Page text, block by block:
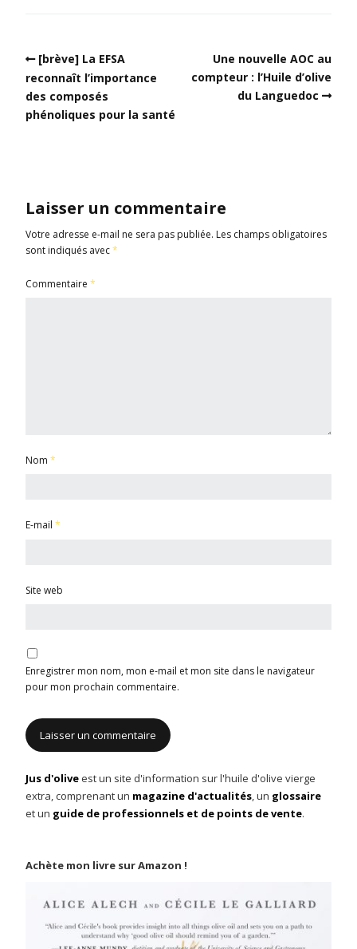
[brève] La EFSA
reconnaît l’importance
des composés
phénoliques pour la santé
Une nouvelle AOC au
compteur : l’Huile d’olive
du Languedoc
Laisser un commentaire
Votre adresse e-mail ne sera pas publiée. Les champs obligatoires
sont indiqués avec*
Commentaire *
Nom *
E-mail *
Site web
Enregistrer mon nom, mon e-mail et mon site dans le navigateur
pour mon prochain commentaire.
Jus d'oliveest un site d'information sur l'huile d'olive vierge
extra, comprenant un magazine d'actualités, un glossaire
et un guide de professionnels et de points de vente.
Achète mon livre sur Amazon !